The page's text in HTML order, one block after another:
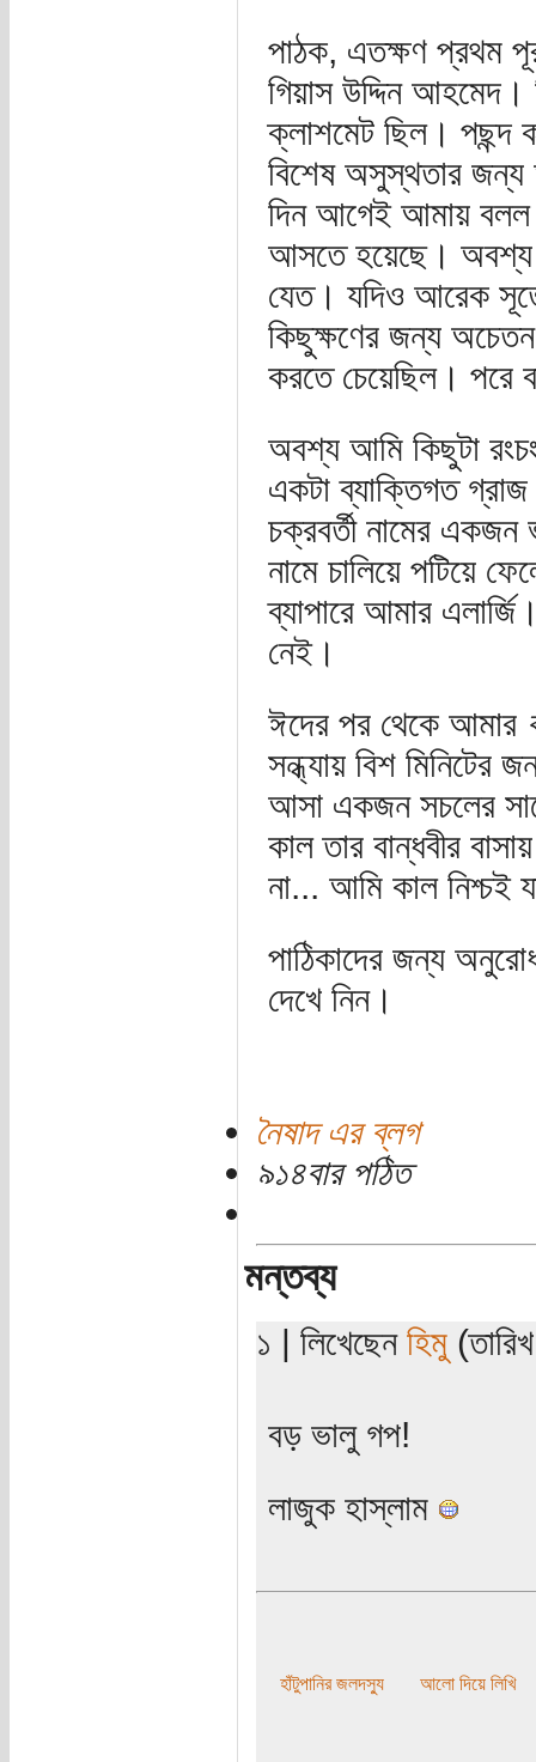
পাঠক, এতক্ষণ প্রথম
গিয়াস উদ্দিন আহমেদ।
ক্লাশমেট ছিল।
বিশেষ অসুস্থতার জন্য
দিন আগেই আমায়
আসতে হয়েছে। অবশ্য
যেত। যদিও আরেক
কিছুক্ষণের জন্য অচেতন
করতে চেয়েছিল। পরে
অবশ্য আমি কিছুটা
একটা ব্যাক্তিগত
চক্রবর্তী নামের একজন
নামে চালিয়ে পটিয়ে
ব্যাপারে আমার
নেই।
ঈদের পর থেকে আমার
সন্ধ্যায় বিশ মিনিটের
আসা একজন সচলের
কাল তার বান্ধবীর
না... আমি কাল নিশ্চই
পাঠিকাদের জন্য
দেখে নিন।
নৈষাদ এর ব্লগ
৯১৪বার পঠিত
মন্তব্য
১ | লিখেছেন হিমু
বড় ভালু গপ!
লাজুক হাস্লাম
হাঁটুপানির জলদস্যু আলো দিয়ে লিখি